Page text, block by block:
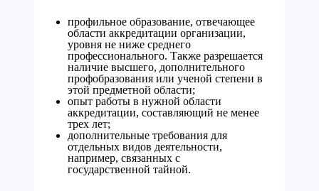
профильное образование, отвечающее
области аккредитации организации,
уровня не ниже среднего
профессионального. Также разрешается
наличие высшего, дополнительного
профобразования или ученой степени в
этой предметной области;
опыт работы в нужной области
аккредитации, составляющий не менее
трех лет;
дополнительные требования для
отдельных видов деятельности,
например, связанных с
государственной тайной.